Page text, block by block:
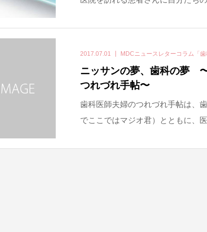
2017.07.01 MDCニュースレターコラム「
ニッサンの夢、歯科の夢
つれづれ手帖〜
歯科医師夫婦のつれづれ手帖は、
でここではマジオ君）とともに、